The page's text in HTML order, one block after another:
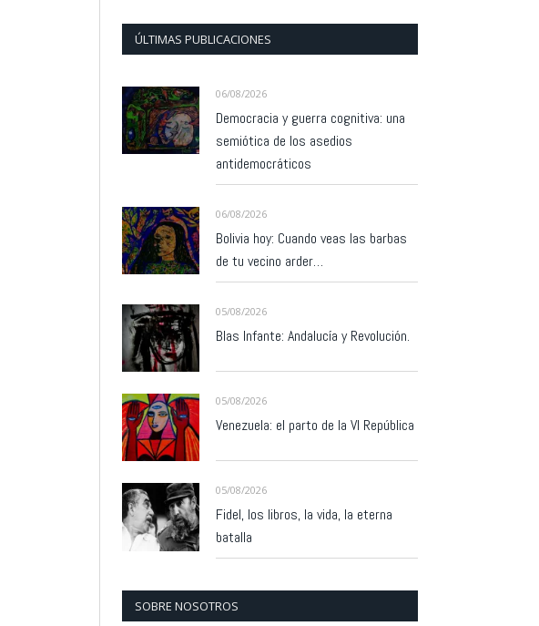
ÚLTIMAS PUBLICACIONES
06/08/2026
Democracia y guerra cognitiva: una
semiótica de los asedios
antidemocráticos
06/08/2026
Bolivia hoy: Cuando veas las barbas
de tu vecino arder…
05/08/2026
Blas Infante: Andalucía y Revolución.
05/08/2026
Venezuela: el parto de la VI República
05/08/2026
Fidel, los libros, la vida, la eterna
batalla
SOBRE NOSOTROS